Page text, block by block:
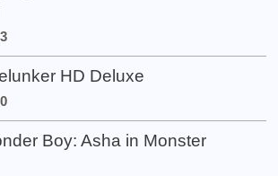
HD Deluxe
Boy: Asha in Monster